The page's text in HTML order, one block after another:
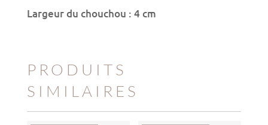
Largeur du chouchou : 4 cm
PRODUITS
SIMILAIRES